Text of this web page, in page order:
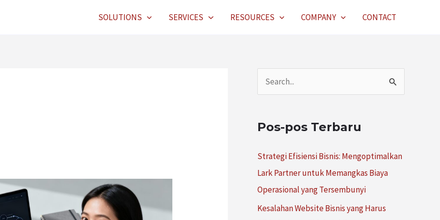
SOLUTIONS SERVICES RESOURCES COMPANY CONTACT
i
u
n
t
Pos-pos Terbaru
Strategi Efisiensi Bisnis: Mengoptimalkan
Lark Partner untuk Memangkas Biaya
Operasional yang Tersembunyi
Kesalahan Website Bisnis yang Harus